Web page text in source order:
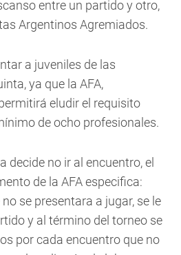
entre un partido y otro,
Argentinos Agremiados.
a juveniles de las
ya que la AFA,
eludir el requisito
de ocho profesionales.
decide no ir al encuentro, el
de la AFA especifica:
se presentara a jugar, se le
y al término del torneo se
por cada encuentro que no